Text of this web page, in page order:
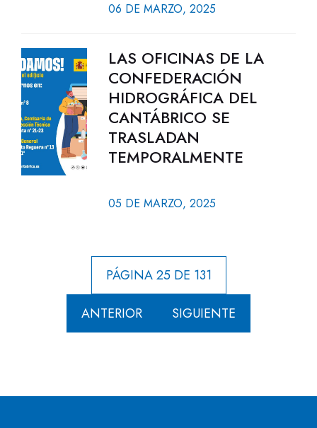
06 DE MARZO, 2025
LAS OFICINAS DE LA
CONFEDERACIÓN
HIDROGRÁFICA DEL
CANTÁBRICO SE
TRASLADAN
TEMPORALMENTE
05 DE MARZO, 2025
PÁGINA 25 DE 131
ANTERIOR SIGUIENTE